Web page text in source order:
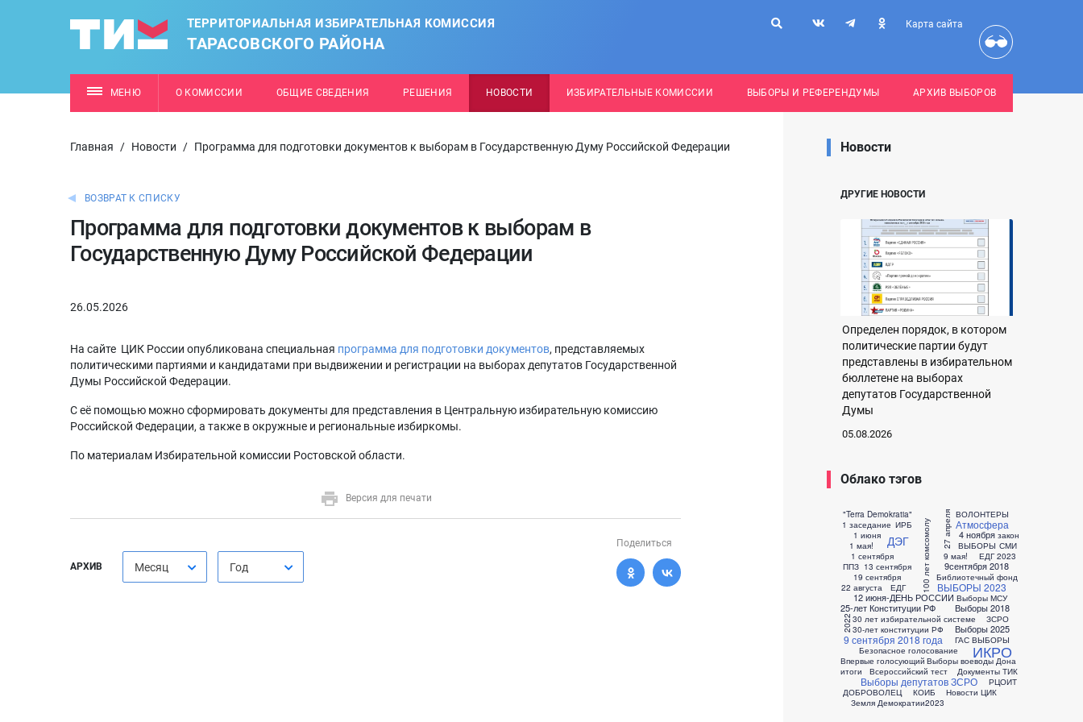
ТЕРРИТОРИАЛЬНАЯ ИЗБИРАТЕЛЬНАЯ КОМИССИЯ
ТАРАСОВСКОГО РАЙОНА
Карта сайта
МЕНЮ О КОМИССИИ ОБЩИЕ СВЕДЕНИЯ РЕШЕНИЯ НОВОСТИ ИЗБИРАТЕЛЬНЫЕ КОМИССИИ ВЫБОРЫ И РЕФЕРЕНДУМЫ АРХИВ ВЫБОРОВ
Главная / Новости / Программа для подготовки документов к выборам в Государственную Думу Российской Федерации
ВОЗВРАТ К СПИСКУ
Программа для подготовки документов к выборам в
Государственную Думу Российской Федерации
26.05.2026
На сайте ЦИК России опубликована специальная программа для подготовки документов, представляемых
политическими партиями и кандидатами при выдвижении и регистрации на выборах депутатов Государственной
Думы Российской Федерации.
С её помощью можно сформировать документы для представления в Центральную избирательную комиссию
Российской Федерации, а также в окружные и региональные избиркомы.
По материалам Избирательной комиссии Ростовской области.
Версия для печати
АРХИВ Месяц Год
Поделиться
Новости
ДРУГИЕ НОВОСТИ
Определен порядок, в котором
политические партии будут
представлены в избирательном
бюллетене на выборах
депутатов Государственной
Думы
05.08.2026
Облако тэгов
"Terra Demokratia"
1 заседание
1 июня
1 мая!
1 сентября
100 лет комсомолу
12 июня-ДЕНЬ РОССИИ
13 сентября
19 сентября
22 августа
25-лет Конституции РФ
27 апреля
30 лет избирательной системе
30-лет конституции РФ
4 ноября
9 мая!
9 сентября 2018 года
9сентября 2018
Атмосфера
Безопасное голосование
Библиотечный фонд
ВОЛОНТЕРЫ
ВЫБОРЫ
ВЫБОРЫ 2023
Впервые голосующий
Всероссийский тест
Выборы 2018
Выборы 2025
Выборы МСУ
Выборы воеводы Дона
Выборы депутатов ЗСРО
ГАС ВЫБОРЫ
ДОБРОВОЛЕЦ
ДЭГ
Документы ТИК
ЕДГ
ЕДГ 2023
ЗСРО
Земля Демократии
ИКРО
ИРБ
КОИБ Новости ЦИК
ППЗ
РЦОИТ
СМИ
закон
итоги
2022
2023